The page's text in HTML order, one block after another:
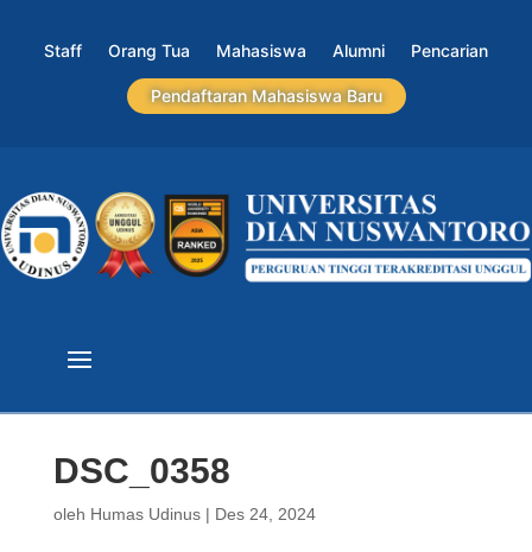
Staff Orang Tua Mahasiswa Alumni Pencarian
Pendaftaran Mahasiswa Baru
DSC_0358
oleh Humas Udinus| Des 24, 2024